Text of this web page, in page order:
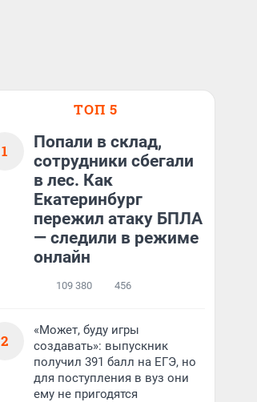
ТОП 5
1
Попали в склад,
сотрудники сбегали
в лес. Как
Екатеринбург
пережил атаку БПЛА
— следили в режиме
онлайн
109 380 456
2
«Может, буду игры
создавать»: выпускник
получил 391 балл на ЕГЭ, но
для поступления в вуз они
ему не пригодятся